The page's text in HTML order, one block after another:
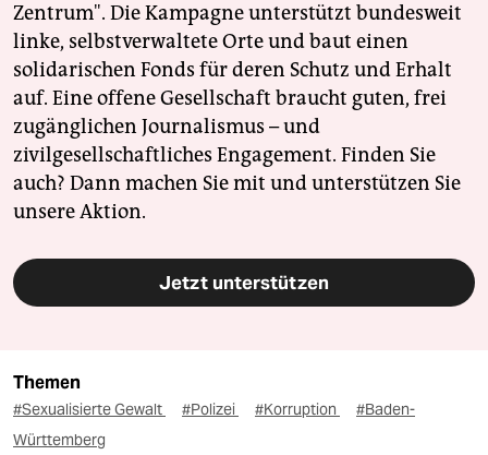
Zentrum". Die Kampagne unterstützt bundesweit
linke, selbstverwaltete Orte und baut einen
solidarischen Fonds für deren Schutz und Erhalt
auf. Eine offene Gesellschaft braucht guten, frei
zugänglichen Journalismus – und
zivilgesellschaftliches Engagement. Finden Sie
auch? Dann machen Sie mit und unterstützen Sie
unsere Aktion.
Jetzt unterstützen
Themen
#Sexualisierte Gewalt #Polizei #Korruption
#Baden-
Württemberg